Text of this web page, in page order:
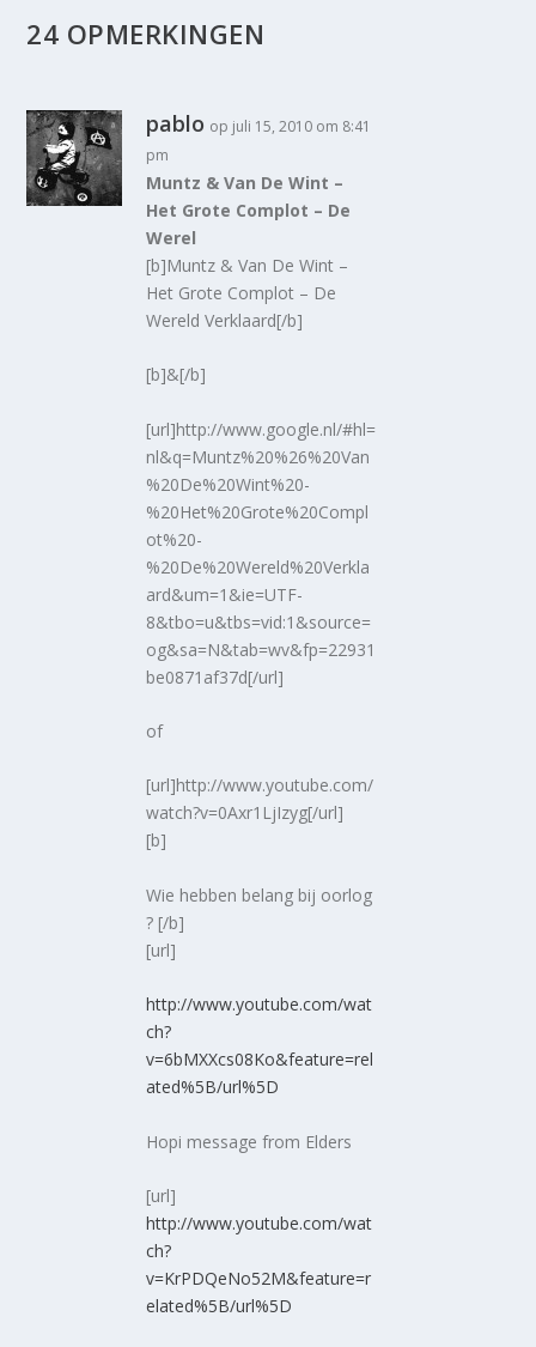
24 OPMERKINGEN
pablo op juli 15, 2010 om 8:41
pm
Muntz & Van De Wint –
Het Grote Complot – De
Werel
[b]Muntz & Van De Wint –
Het Grote Complot – De
Wereld Verklaard[/b]
[b]&[/b]
[url]http://www.google.nl/#hl=
nl&q=Muntz%20%26%20Van
%20De%20Wint%20-
%20Het%20Grote%20Compl
ot%20-
%20De%20Wereld%20Verkla
ard&um=1&ie=UTF-
8&tbo=u&tbs=vid:1&source=
og&sa=N&tab=wv&fp=22931
be0871af37d[/url]
of
[url]http://www.youtube.com/
watch?v=0Axr1LjIzyg[/url]
[b]
Wie hebben belang bij oorlog
? [/b]
[url]
http://www.youtube.com/wat
ch?
v=6bMXXcs08Ko&feature=rel
ated%5B/url%5D
Hopi message from Elders
[url]
http://www.youtube.com/wat
ch?
v=KrPDQeNo52M&feature=r
elated%5B/url%5D